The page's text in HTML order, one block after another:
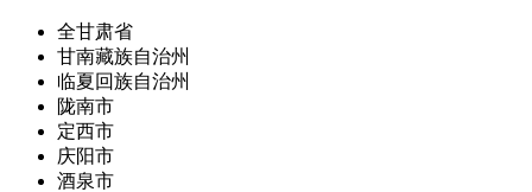
全甘肃省
甘南藏族自治州
临夏回族自治州
陇南市
定西市
庆阳市
酒泉市